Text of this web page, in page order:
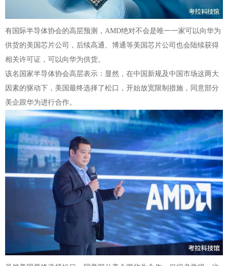
有国际半导体协会的高层预测，AMD绝对不会是唯一一家可以向华为
供货的美国芯片公司，后续高通、博通等美国芯片公司也会陆续获得
相关许可证，可以向华为供货。
该名国家半导体协会高层表示：显然，在中国新规及中国市场这两大
因素的驱动下，美国最终选择了松口，开始放宽限制措施，同意部分
美企跟华为进行合作。